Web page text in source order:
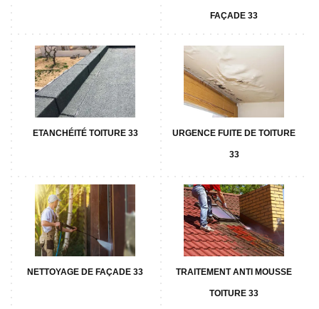
FAÇADE 33
ETANCHÉITÉ TOITURE 33 URGENCE FUITE DE TOITURE
33
NETTOYAGE DE FAÇADE 33 TRAITEMENT ANTI MOUSSE
TOITURE 33